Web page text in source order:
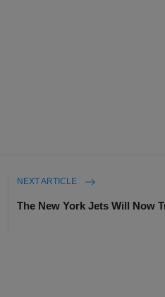
NEXT ARTICLE
The New York Jets Will Now